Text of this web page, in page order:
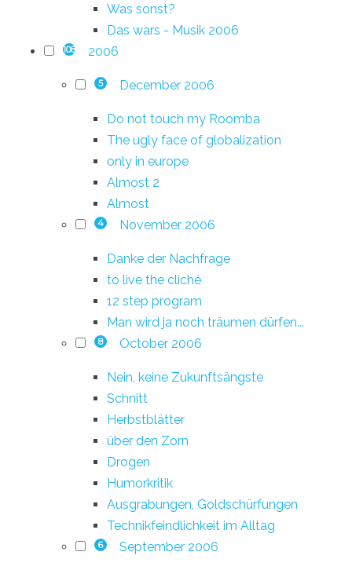
Was sonst?
Das wars - Musik 2006
108 2006
5 December 2006
Do not touch my Roomba
The ugly face of globalization
only in europe
Almost 2
Almost
4 November 2006
Danke der Nachfrage
to live the cliché
12 step program
Man wird ja noch träumen dürfen...
8 October 2006
Nein, keine Zukunftsängste
Schnitt
Herbstblätter
über den Zorn
Drogen
Humorkritik
Ausgrabungen, Goldschürfungen
Technikfeindlichkeit im Alltag
6 September 2006